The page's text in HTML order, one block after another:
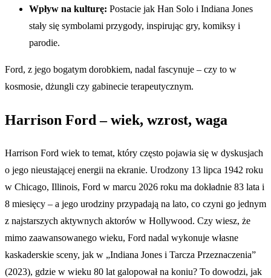
Wpływ na kulturę: Postacie jak Han Solo i Indiana Jones
stały się symbolami przygody, inspirując gry, komiksy i
parodie.
Ford, z jego bogatym dorobkiem, nadal fascynuje – czy to w
kosmosie, dżungli czy gabinecie terapeutycznym.
Harrison Ford – wiek, wzrost, waga
Harrison Ford wiek to temat, który często pojawia się w dyskusjach
o jego nieustającej energii na ekranie. Urodzony 13 lipca 1942 roku
w Chicago, Illinois, Ford w marcu 2026 roku ma dokładnie 83 lata i
8 miesięcy – a jego urodziny przypadają na lato, co czyni go jednym
z najstarszych aktywnych aktorów w Hollywood. Czy wiesz, że
mimo zaawansowanego wieku, Ford nadal wykonuje własne
kaskaderskie sceny, jak w „Indiana Jones i Tarcza Przeznaczenia”
(2023), gdzie w wieku 80 lat galopował na koniu? To dowodzi, jak